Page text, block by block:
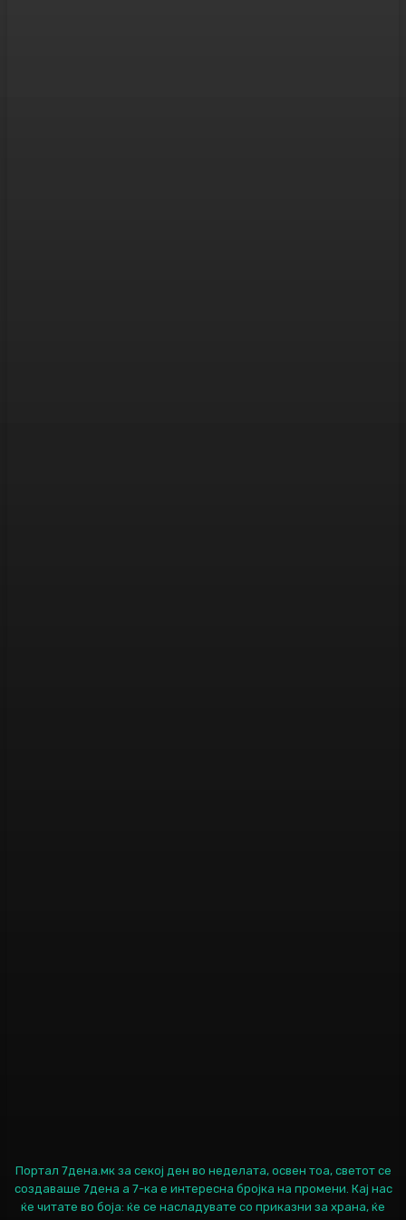
Портал 7дена.мк за секој ден во неделата, освен тоа, светот се
создаваше 7дена а 7-ка е интересна бројка на промени. Кај нас
ќе читате во боја: ќе се насладувате со приказни за храна, ќе